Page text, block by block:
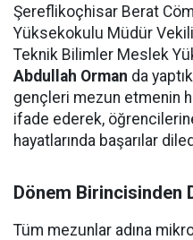
Şereflikoçhisar Berat
Yüksekokulu Müdür Vekili
Teknik Bilimler Meslek
Abdullah Orman da
gençleri mezun etmenin
ifade ederek,
hayatlarında başarılar
Dönem Birincisinden
Tüm mezunlar adına